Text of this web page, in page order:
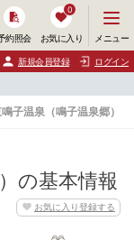
約照会 お気に入り
0
ニ
ュ
ー
開
く
メニュー
新規会員登録 ログイン
子温泉（鳴子温泉郷）
の基本情報
お気に入り登録する